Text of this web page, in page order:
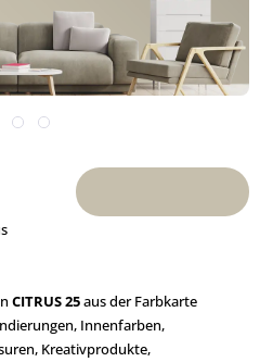
CITRUS 25aus der Farbkarte
Innenfarben,
Kreativprodukte,